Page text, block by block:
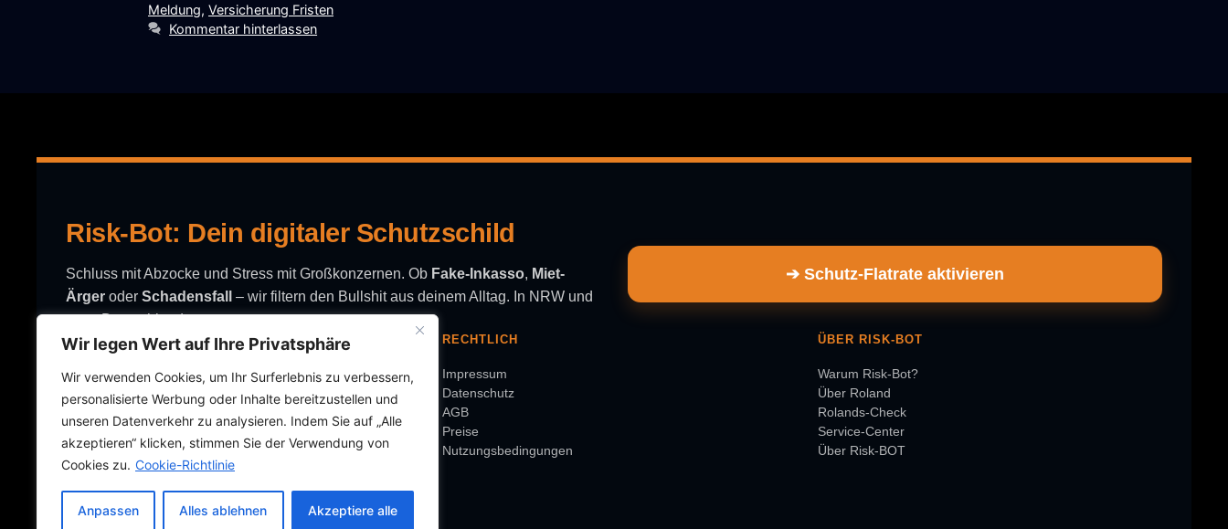
Wir legen Wert auf Ihre Privatsphäre
Wir verwenden Cookies, um Ihr Surferlebnis zu verbessern,
personalisierte Werbung oder Inhalte bereitzustellen und
unseren Datenverkehr zu analysieren. Indem Sie auf „Alle
akzeptieren“ klicken, stimmen Sie der Verwendung von
Cookies zu. Cookie-Richtlinie
Anpassen Alles ablehnen Akzeptiere alle
Meldung, Versicherung Fristen
Kommentar hinterlassen
Risk-Bot: Dein digitaler Schutzschild
Schluss mit Abzocke und Stress mit Großkonzernen. Ob Fake-Inkasso, Miet-
Ärger oder Schadensfall
– wir filtern den Bullshit aus deinem Alltag. In NRW und
ganz Deutschland.
➔ Schutz-Flatrate aktivieren
KONTAKT
Roland Richert
DEIN BACKUP
📞 +49 1577 1621006
📧 office@risk-bot.de
RECHTLICH
Impressum
Datenschutz
AGB
Preise
Nutzungsbedingungen
ÜBER RISK-BOT
Warum Risk-Bot?
Über Roland
Rolands-Check
Service-Center
Über Risk-BOT